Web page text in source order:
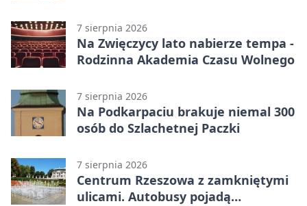
7 sierpnia 2026
Na Zwięczycy lato nabierze tempa -
Rodzinna Akademia Czasu Wolnego
7 sierpnia 2026
Na Podkarpaciu brakuje niemal 300
osób do Szlachetnej Paczki
7 sierpnia 2026
Centrum Rzeszowa z zamkniętymi
ulicami. Autobusy pojadą